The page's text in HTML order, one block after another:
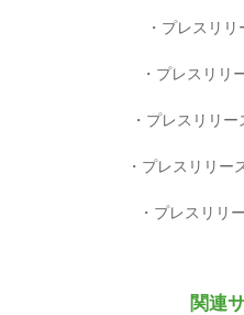
プレスリリ
プレスリリ
プレスリリー
プレスリリー
プレスリリ
関連